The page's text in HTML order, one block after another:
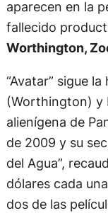
aparecen en la
fallecido
Worthington,
“Avatar” sigue
(Worthington) y
alienígena de
de 2009 y su
del Agua”,
dólares cada
dos de las